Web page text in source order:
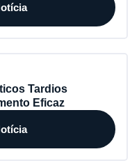
Tardios
Eficaz